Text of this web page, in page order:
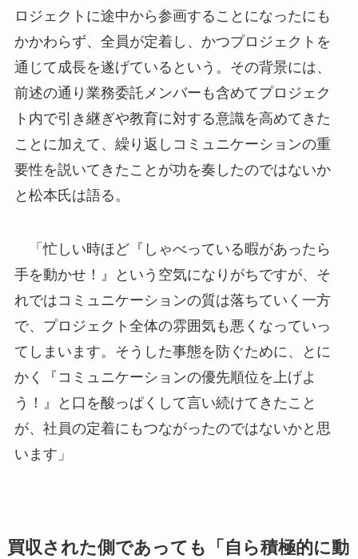
ロジェクトに途中から参画することになったにも
かかわらず、全員が定着し、かつプロジェクトを
通じて成長を遂げているという。その背景には、
前述の通り業務委託メンバーも含めてプロジェク
ト内で引き継ぎや教育に対する意識を高めてきた
ことに加えて、繰り返しコミュニケーションの重
要性を説いてきたことが功を奏したのではないか
と松本氏は語る。
「忙しい時ほど『しゃべっている暇があったら
手を動かせ！』という空気になりがちですが、そ
れではコミュニケーションの質は落ちていく一方
で、プロジェクト全体の雰囲気も悪くなっていっ
てしまいます。そうした事態を防ぐために、とに
かく『コミュニケーションの優先順位を上げよ
う！』と口を酸っぱくして言い続けてきたこと
が、社員の定着にもつながったのではないかと思
います」
買収された側であっても「自ら積極的に動